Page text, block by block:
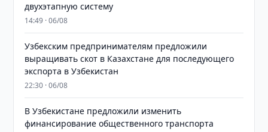
двухэтапную систему
14:49 · 06/08
Узбекским предпринимателям предложили
выращивать скот в Казахстане для последующего
экспорта в Узбекистан
22:30 · 06/08
В Узбекистане предложили изменить
финансирование общественного транспорта